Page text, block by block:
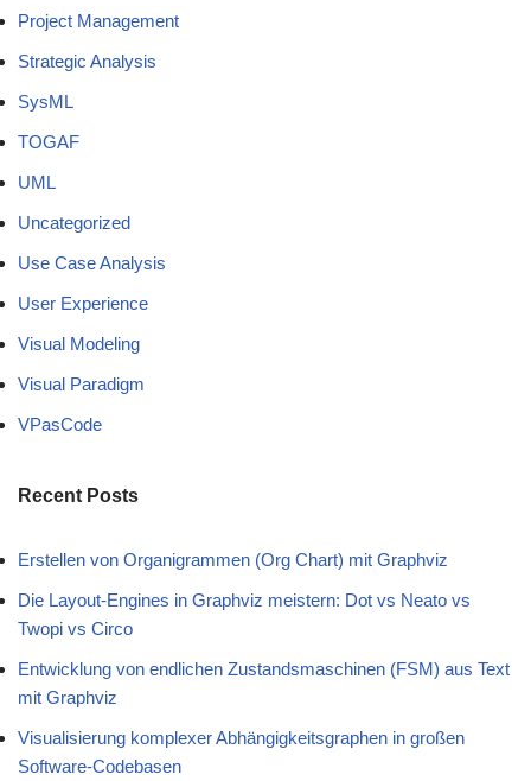
Project Management
Strategic Analysis
SysML
TOGAF
UML
Uncategorized
Use Case Analysis
User Experience
Visual Modeling
Visual Paradigm
VPasCode
Recent Posts
Erstellen von Organigrammen (Org Chart) mit Graphviz
Die Layout-Engines in Graphviz meistern: Dot vs Neato vs
Twopi vs Circo
Entwicklung von endlichen Zustandsmaschinen (FSM) aus Text
mit Graphviz
Visualisierung komplexer Abhängigkeitsgraphen in großen
Software-Codebasen